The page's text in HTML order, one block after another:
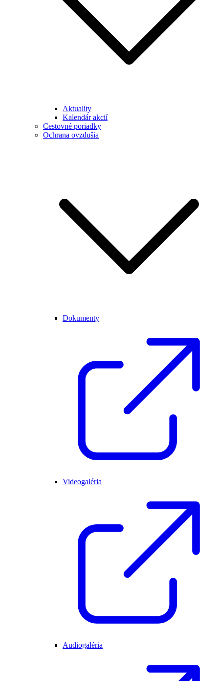
Aktuality
Kalendár akcií
Cestovné poriadky
Ochrana ovzdušia
Dokumenty
Videogaléria
Audiogaléria